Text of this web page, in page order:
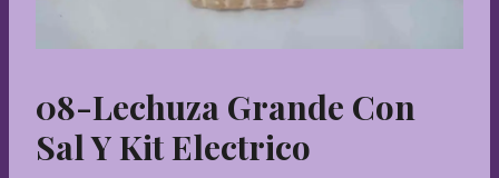
08-Lechuza Grande Con
Sal Y Kit Electrico